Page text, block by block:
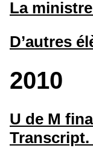
La
D’autres
2010
U de M
Transcript.